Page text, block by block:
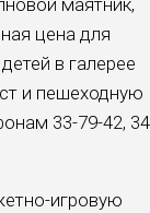
маятник,
цена для
в галерее
и пешеход­ную
33-79-42,
игровую